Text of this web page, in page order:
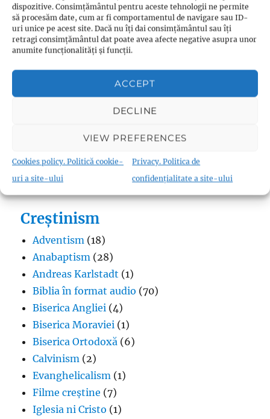
dispozitive. Consimțământul pentru aceste tehnologii ne permite
să procesăm date, cum ar fi comportamentul de navigare sau ID-
uri unice pe acest site. Dacă nu îți dai consimțământul sau îți
retragi consimțământul dat poate avea afecte negative asupra unor
anumite funcționalități și funcții.
ACCEPT
DECLINE
VIEW PREFERENCES
Cookies policy. Politică cookie-
uri a site-ului
Privacy. Politica de
confidențialitate a site-ului
Budism
Meditația budistă(1)
Termeni în budism (8)
Creștinism
Adventism (18)
Anabaptism (28)
Andreas Karlstadt (1)
Biblia în format audio (70)
Biserica Angliei (4)
Biserica Moraviei (1)
Biserica Ortodoxă (6)
Calvinism (2)
Evanghelicalism (1)
Filme creștine (7)
Iglesia ni Cristo (1)